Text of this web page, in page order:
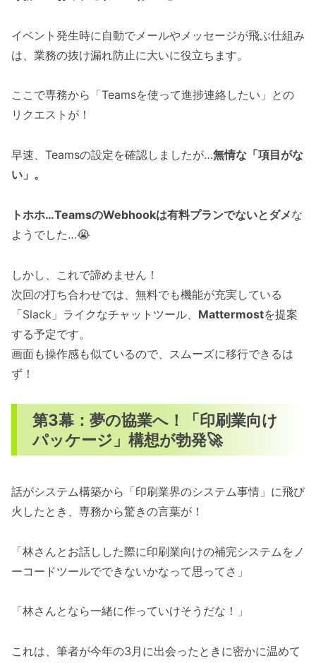
イベント発生時に自動でメールやメッセージが飛ぶ仕組み
は、業務の抜け漏れ防止に大いに役立ちます。
ここで専務から「Teamsを使って進捗連絡したい」との
リクエストが！
早速、Teamsの設定を確認しましたが…無情な「項目がな
い」。
トホホ…TeamsのWebhookは有料プランでないとダメな
ようでした…😭
しかし、これで諦めません！
次回の打ち合わせでは、無料でも機能が充実している
「Slack」ライクなチャットツール、 Mattermostを提案
する予定です。
画面も操作感も似ているので、スムーズに移行できるは
ず！
第3幕：夢の協業へ！「印刷業向け
パッケージ」構想が勃発🚀
話がシステム構築から「印刷業界のシステム事情」に飛び
火したとき、専務から驚きの言葉が！
「林さんとお話しした際に印刷業向けの補完システムをノ
ーコードツールでできないかなって思ってさ」
「林さんとなら一緒に作っていけそうだな！」
これは、筆者が今年の3月に出会ったときに密かに温めて